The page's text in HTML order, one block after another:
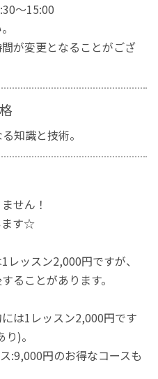
〜15:00
が変更となることがござ
知識と技術。
せん！
ます☆
ッスン2,000円ですが、
ることがあります。
は1レッスン2,000円です
)。
:9,000円のお得なコースも